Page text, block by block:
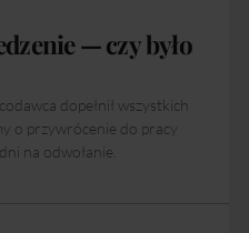
— czy było
dopełnił wszystkich
o przywrócenie do pracy
na odwołanie.